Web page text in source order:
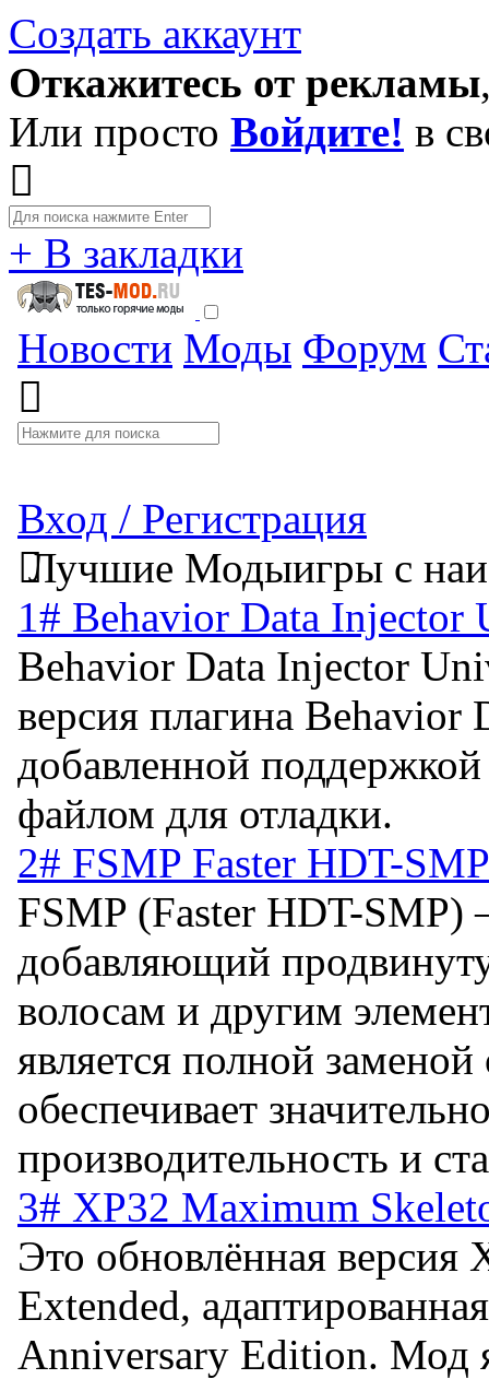
Создать аккаунт
Откажитесь от рекламы
Или просто Войдите! в
+ В закладки
Новости Моды Форум
Вход / Регистрация
Лучшие Модыигры с
1# Behavior Data Injector
Behavior Data Injector
версия плагина
добавленной
файлом для отладки.
2# FSMP Faster HDT-
FSMP (Faster HDT-SMP)
добавляющий
волосам и другим
является полной
обеспечивает
производительность и
3# XP32 Maximum
Это обновлённая
Extended,
Anniversary Edition. Мод